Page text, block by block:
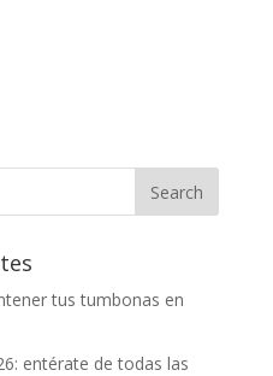
tus tumbonas en
entérate de todas las